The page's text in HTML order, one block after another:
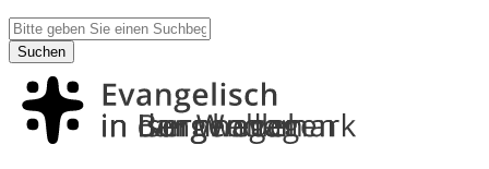
Suchen